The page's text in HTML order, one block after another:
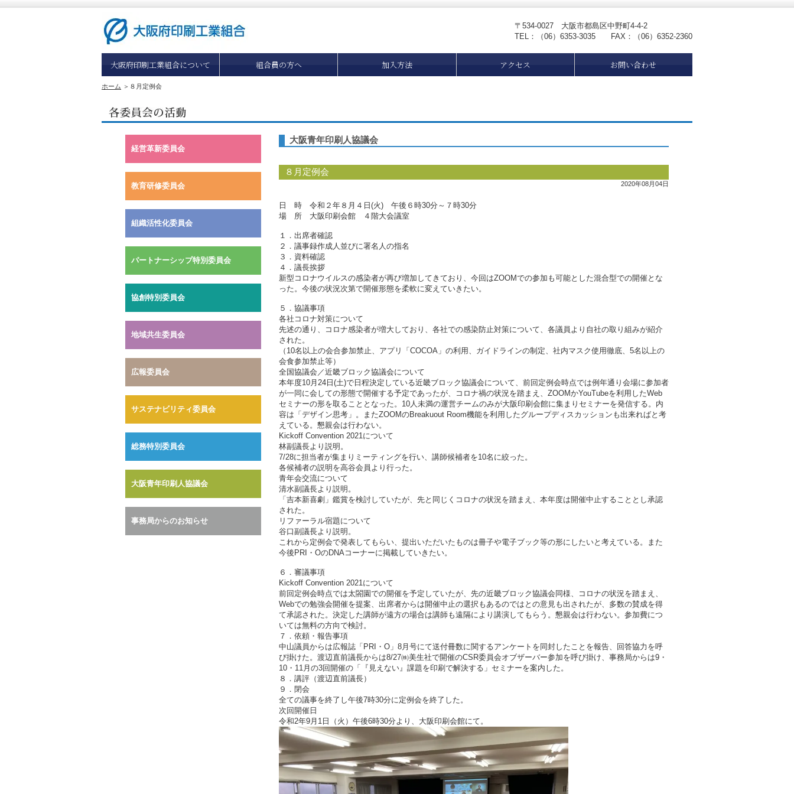
〒534-0027 大阪市都島区中野町4-4-2
TEL：（06）6353-3035 FAX：（06）6352-2360
大阪府印刷工業組合について 組合員の方へ 加入方法 アクセス お問い合わせ
ホーム ＞ ８月定例会
経営革新委員会
教育研修委員会
組織活性化委員会
パートナーシップ特別委員会
協創特別委員会
地域共生委員会
広報委員会
サステナビリティ委員会
総務特別委員会
大阪青年印刷人協議会
事務局からのお知らせ
大阪青年印刷人協議会
８月定例会
2020年08月04日
日 時 令和２年８月４日(火) 午後６時30分～７時30分
場 所 大阪印刷会館 ４階大会議室
１．出席者確認
２．議事録作成人並びに署名人の指名
３．資料確認
４．議長挨拶
新型コロナウイルスの感染者が再び増加してきており、今回はZOOMでの参加も可能とした混合型での開催とな
った。今後の状況次第で開催形態を柔軟に変えていきたい。
５．協議事項
各社コロナ対策について
先述の通り、コロナ感染者が増大しており、各社での感染防止対策について、各議員より自社の取り組みが紹介
された。
（10名以上の会合参加禁止、アプリ「COCOA」の利用、ガイドラインの制定、社内マスク使用徹底、5名以上の
会食参加禁止等）
全国協議会／近畿ブロック協議会について
本年度10月24日(土)で日程決定している近畿ブロック協議会について、前回定例会時点では例年通り会場に参加者
が一同に会しての形態で開催する予定であったが、コロナ禍の状況を踏まえ、ZOOMかYouTubeを利用したWeb
セミナーの形を取ることとなった。10人未満の運営チームのみが大阪印刷会館に集まりセミナーを発信する。内
容は「デザイン思考」。またZOOMのBreakuout Room機能を利用したグループディスカッションも出来ればと考
えている。懇親会は行わない。
Kickoff Convention 2021について
林副議長より説明。
7/28に担当者が集まりミーティングを行い、講師候補者を10名に絞った。
各候補者の説明を高谷会員より行った。
青年会交流について
清水副議長より説明。
「吉本新喜劇」鑑賞を検討していたが、先と同じくコロナの状況を踏まえ、本年度は開催中止することとし承認
された。
リファーラル宿題について
谷口副議長より説明。
これから定例会で発表してもらい、提出いただいたものは冊子や電子ブック等の形にしたいと考えている。また
今後PRI・OのDNAコーナーに掲載していきたい。
６．審議事項
Kickoff Convention 2021について
前回定例会時点では太閤園での開催を予定していたが、先の近畿ブロック協議会同様、コロナの状況を踏まえ、
Webでの勉強会開催を提案、出席者からは開催中止の選択もあるのではとの意見も出されたが、多数の賛成を得
て承認された。決定した講師が遠方の場合は講師も遠隔により講演してもらう。懇親会は行わない。参加費につ
いては無料の方向で検討。
７．依頼・報告事項
中山議員からは広報誌「PRI・O」8月号にて送付冊数に関するアンケートを同封したことを報告、回答協力を呼
び掛けた。渡辺直前議長からは8/27㈱美生社で開催のCSR委員会オブザーバー参加を呼び掛け、事務局からは9・
10・11月の3回開催の「『見えない』課題を印刷で解決する」セミナーを案内した。
８．講評（渡辺直前議長）
９．閉会
全ての議事を終了し午後7時30分に定例会を終了した。
次回開催日
令和2年9月1日（火）午後6時30分より、大阪印刷会館にて。